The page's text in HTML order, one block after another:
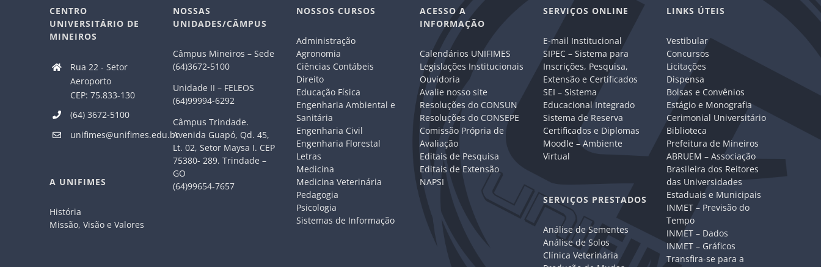
CENTRO
UNIVERSITÁRIO DE
MINEIROS
Rua 22 - Setor
Aeroporto
CEP: 75.833-130
(64) 3672-5100
unifimes@unifimes.edu.br
A UNIFIMES
História
Missão, Visão e Valores
NOSSAS
UNIDADES/CÂMPUS
Câmpus Mineiros – Sede
(64)3672-5100
Unidade II – FELEOS
(64)99994-6292
Câmpus Trindade.
Avenida Guapó, Qd. 45,
Lt. 02, Setor Maysa I. CEP
75380- 289. Trindade –
GO
(64)99654-7657
NOSSOS CURSOS
Administração
Agronomia
Ciências Contábeis
Direito
Educação Física
Engenharia Ambiental e
Sanitária
Engenharia Civil
Engenharia Florestal
Letras
Medicina
Medicina Veterinária
Pedagogia
Psicologia
Sistemas de Informação
ACESSO A
INFORMAÇÃO
Calendários UNIFIMES
Legislações Institucionais
Ouvidoria
Avalie nosso site
Resoluções do CONSUN
Resoluções do CONSEPE
Comissão Própria de
Avaliação
Editais de Pesquisa
Editais de Extensão
NAPSI
SERVIÇOS ONLINE
E-mail Institucional
SIPEC – Sistema para
Inscrições, Pesquisa,
Extensão e Certificados
SEI – Sistema
Educacional Integrado
Sistema de Reserva
Certificados e Diplomas
Moodle – Ambiente
Virtual
SERVIÇOS PRESTADOS
Análise de Sementes
Análise de Solos
Clínica Veterinária
LINKS ÚTEIS
Vestibular
Concursos
Licitações
Dispensa
Bolsas e Convênios
Estágio e Monografia
Cerimonial Universitário
Biblioteca
Prefeitura de Mineiros
ABRUEM – Associação
Brasileira dos Reitores
das Universidades
Estaduais e Municipais
INMET – Previsão do
Tempo
INMET – Dados
INMET – Gráficos
Transfira-se para a